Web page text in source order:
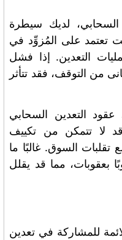
لديك سيطرة
تعتمد على المُزوِّد في
التعدين. إذا فشل
من التوقف، فقد تتأثر
عقود التعدين السحابي
لا تتمكن من تكييف
تقلبات السوق. غالبًا ما
بعقوبات، مما قد يقلل
للمشاركة في تعدين